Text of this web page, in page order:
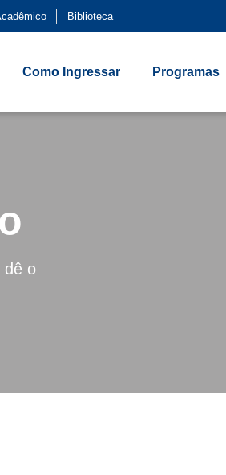
Biblioteca
Como Ingressar Programas
dê o